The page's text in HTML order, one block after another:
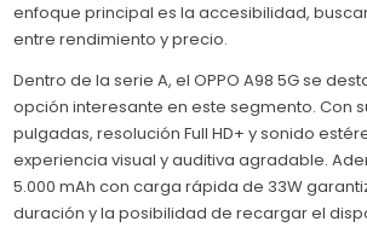
enfoque principal es la accesibilidad,
entre rendimiento y precio.
Dentro de la serie A, el OPPO A98 5G se
opción interesante en este segmento. Con
pulgadas, resolución Full HD+ y sonido
experiencia visual y auditiva agradable.
5.000 mAh con carga rápida de 33W
duración y la posibilidad de recargar el